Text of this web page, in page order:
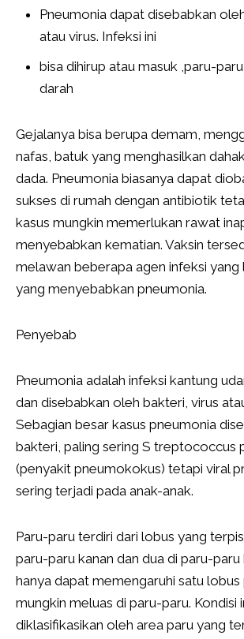
Pneumonia dapat disebabkan
atau virus. Infeksi ini
bisa dihirup atau masuk ,paru-
darah
Gejalanya bisa berupa demam,
nafas, batuk yang menghasilkan
dada. Pneumonia biasanya dapat
sukses di rumah dengan antibiotik
kasus mungkin memerlukan rawat
menyebabkan kematian. Vaksin
melawan beberapa agen infeksi yang
yang menyebabkan pneumonia.
Penyebab
Pneumonia adalah infeksi kantung
dan disebabkan oleh bakteri, virus
Sebagian besar kasus pneumonia
bakteri, paling sering S treptococcus
(penyakit pneumokokus) tetapi viral
sering terjadi pada anak-anak.
Paru-paru terdiri dari lobus yang
paru-paru kanan dan dua di paru-paru
hanya dapat memengaruhi satu
mungkin meluas di paru-paru. Kondisi
diklasifikasikan oleh area paru yang